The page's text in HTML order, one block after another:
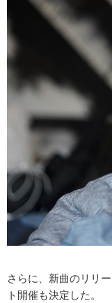
さらに、新曲のリリ
ト開催も決定した。